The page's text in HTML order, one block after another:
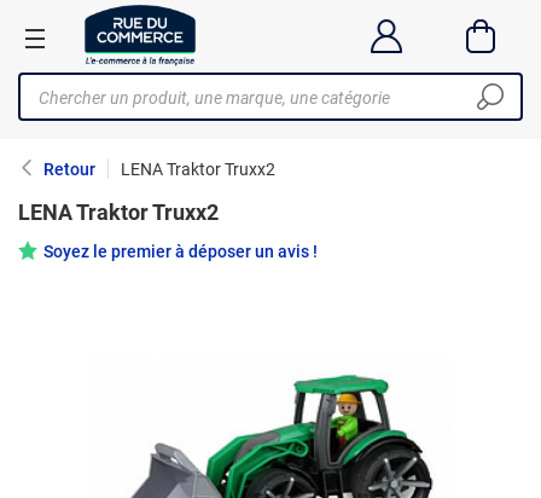
Retour LENA Traktor Truxx2
LENA Traktor Truxx2
Soyez le premier à déposer un avis !